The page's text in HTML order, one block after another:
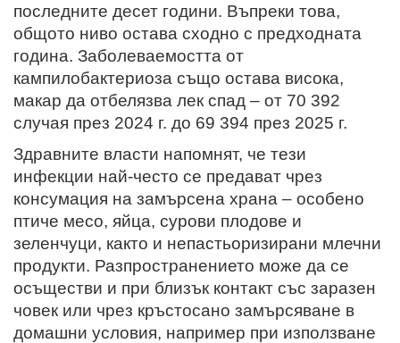
последните десет години. Въпреки това,
общото ниво остава сходно с предходната
година. Заболеваемостта от
кампилобактериоза също остава висока,
макар да отбелязва лек спад – от 70 392
случая през 2024 г. до 69 394 през 2025 г.
Здравните власти напомнят, че тези
инфекции най-често се предават чрез
консумация на замърсена храна – особено
птиче месо, яйца, сурови плодове и
зеленчуци, както и непастьоризирани млечни
продукти. Разпространението може да се
осъществи и при близък контакт със заразен
човек или чрез кръстосано замърсяване в
домашни условия, например при използване